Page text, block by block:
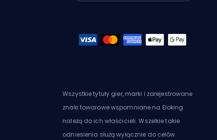
Wszystkie tytuły gier, marki i zarejestrowane
znaki towarowe wspomniane na Eloking
należą do ich właścicieli. Wszelkie takie
odniesienia służą wyłącznie do celów